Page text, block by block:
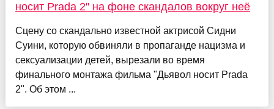
носит Prada 2" на фоне скандалов вокруг неё
Сцену со скандально известной актрисой Сидни
Суини, которую обвиняли в пропаганде нацизма и
сексуализации детей, вырезали во время
финального монтажа фильма "Дьявол носит Prada
2". Об этом ...